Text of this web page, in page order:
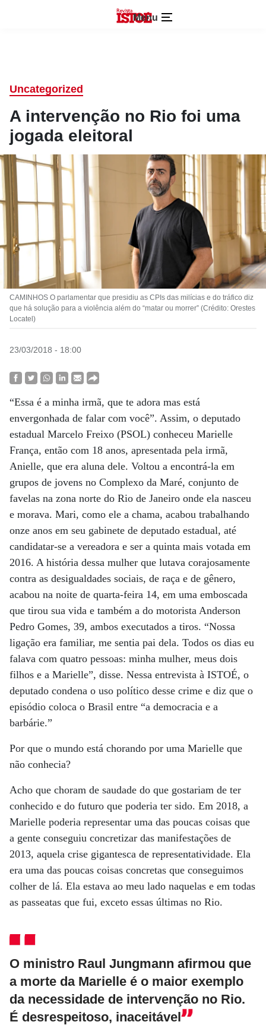
Menu
Uncategorized
A intervenção no Rio foi uma
jogada eleitoral
CAMINHOS O parlamentar que presidiu as CPIs das milícias e do tráfico diz
que há solução para a violência além do “matar ou morrer” (Crédito: Orestes
Locatel)
23/03/2018 - 18:00
“Essa é a minha irmã, que te adora mas está
envergonhada de falar com você”. Assim, o deputado
estadual Marcelo Freixo (PSOL) conheceu Marielle
França, então com 18 anos, apresentada pela irmã,
Anielle, que era aluna dele. Voltou a encontrá-la em
grupos de jovens no Complexo da Maré, conjunto de
favelas na zona norte do Rio de Janeiro onde ela nasceu
e morava. Mari, como ele a chama, acabou trabalhando
onze anos em seu gabinete de deputado estadual, até
candidatar-se a vereadora e ser a quinta mais votada em
2016. A história dessa mulher que lutava corajosamente
contra as desigualdades sociais, de raça e de gênero,
acabou na noite de quarta-feira 14, em uma emboscada
que tirou sua vida e também a do motorista Anderson
Pedro Gomes, 39, ambos executados a tiros. “Nossa
ligação era familiar, me sentia pai dela. Todos os dias eu
falava com quatro pessoas: minha mulher, meus dois
filhos e a Marielle”, disse. Nessa entrevista à ISTOÉ, o
deputado condena o uso político desse crime e diz que o
episódio coloca o Brasil entre “a democracia e a
barbárie.”
Por que o mundo está chorando por uma Marielle que
não conhecia?
Acho que choram de saudade do que gostariam de ter
conhecido e do futuro que poderia ter sido. Em 2018, a
Marielle poderia representar uma das poucas coisas que
a gente conseguiu concretizar das manifestações de
2013, aquela crise gigantesca de representatividade. Ela
era uma das poucas coisas concretas que conseguimos
colher de lá. Ela estava ao meu lado naquelas e em todas
as passeatas que fui, exceto essas últimas no Rio.
O ministro Raul Jungmann afirmou que
a morte da Marielle é o maior exemplo
da necessidade de intervenção no Rio.
É desrespeitoso, inaceitável